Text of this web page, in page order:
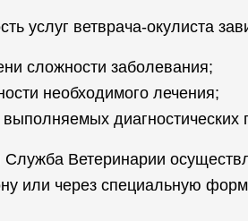
услуг ветврача-окулиста
сложности заболевания;
необходимого лечения;
выполняемых
Ветеринарии
или через специальную